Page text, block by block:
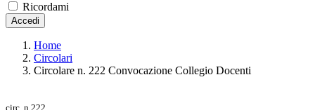
Ricordami
Accedi
Home
Circolari
Circolare n. 222 Convocazione Collegio Docenti
circ. n.222